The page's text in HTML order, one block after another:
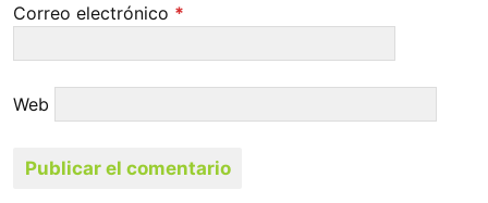
Correo electrónico *
Web